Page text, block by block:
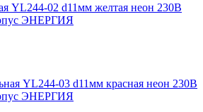
YL244-02 d11мм желтая неон 230В
ЭНЕРГИЯ